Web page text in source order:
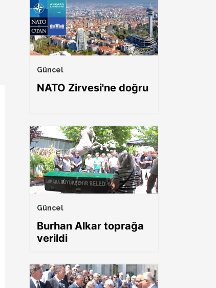
Güncel
NATO Zirvesi'ne doğru
Güncel
Burhan Alkar toprağa
verildi